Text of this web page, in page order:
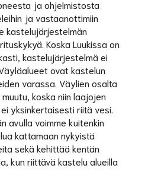
ja ohjelmistosta
ja vastaanottimiin
kastelujärjestelmän
Koska Luukissa on
kastelujärjestelmä ei
ovat kastelun
varassa. Väylien osalta
koska niin laajojen
yksinkertaisesti riitä vesi.
avulla voimme kuitenkin
kattamaan nykyistä
sekä kehittää kentän
kun riittävä kastelu alueilla